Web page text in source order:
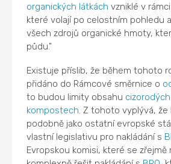
organických látkách vzniklé v
které volají po celostním pohledu
všech zdrojů organické hmoty,
půdu."
Existuje příslib, že během tohoto
přidáno do Rámcové směrnice o
to budou limity obsahu
kompostech . Z tohoto vyplývá,
podobně jako ostatní evropské
vlastní legislativu pro nakládání s
Evropskou komisi, které se zřejmě